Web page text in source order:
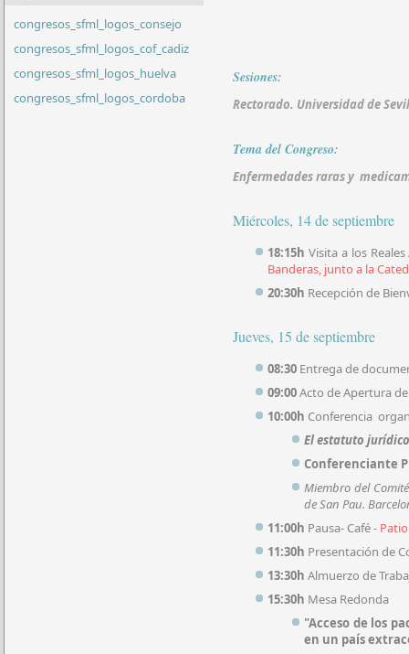
congresos_sfml_logos_consejo
congresos_sfml_logos_cof_cadiz
congresos_sfml_logos_huelva
congresos_sfml_logos_cordoba
Sesiones:
Rectorado. Universidad de
Tema del Congreso:
Enfermedades raras y
Miércoles, 14 de septiembre
18:15h Visita a los Reales
Banderas, junto a la
20:30h Recepción de
Jueves, 15 de septiembre
08:30 Entrega de
09:00Acto de Apertura
10:00h Conferencia
El estatuto
Conferenciante
Miembro del
de San Pau.
11:00h Pausa- Café -
11:30h Presentación de
13:30h Almuerzo de
15:30h Mesa Redonda
"Acceso de los
en un país